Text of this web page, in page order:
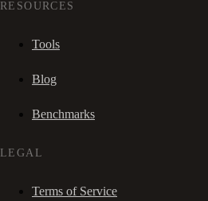
RESOURCES
Tools
Blog
Benchmarks
LEGAL
Terms of Service